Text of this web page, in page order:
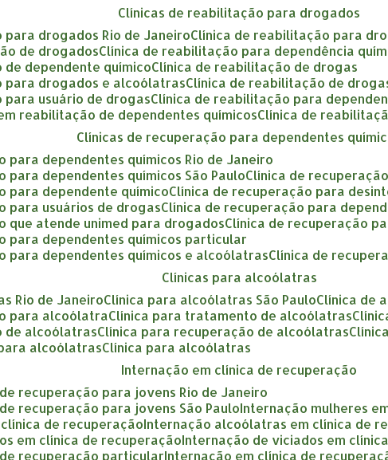
clínicas de reabilitação para drogados
para drogados Rio de Janeiro clínica de reabilitação para
de drogados clínica de reabilitação para dependência
de dependente químico clínica de reabilitação de drogas
para drogados e alcoólatras clínica de reabilitação de
para usuário de drogas clínica de reabilitação para
reabilitação de dependentes químicos clínica de
clínicas de recuperação para dependentes
para dependentes químicos Rio de Janeiro
para dependentes químicos São Paulo clínica de
para dependente químico clínica de recuperação para
para usuários de drogas clínica de recuperação para
que atende unimed para drogados clínica de recuperação
para dependentes químicos particular
para dependentes químicos e alcoólatras clínica de
clínicas para alcoólatras
Rio de Janeiro clínica para alcoólatras São Paulo clínica de
para alcoólatra clínica para tratamento de alcoólatras
de alcoólatras clínica para recuperação de alcoólatras
alcoólatras clínica para alcoólatras
internação em clínica de recuperação
recuperação para jovens Rio de Janeiro
recuperação para jovens São Paulo internação mulheres
de recuperação internação alcoólatras em clínica de
em clínica de recuperação internação de viciados em
recuperação particular internação em clínica de